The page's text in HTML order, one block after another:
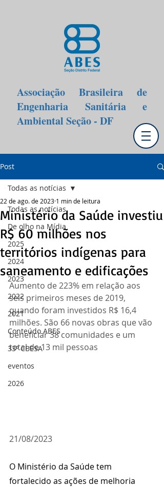
Associação Brasileira de
Engenharia Sanitária e
Ambiental Seção - DF
Post
Todas as notícias
De olho na Mídia
2025
2024
2023
2022
2021
Conteúdo ABES
33º CBESA
eventos
2026
Todas as notícias
Ministério da Saúde investiu
R$ 60 milhões nos
territórios indígenas para
saneamento e edificações
22 de ago. de 2023 1 min de leitura
Aumento de 223% em relação aos
seis primeiros meses de 2019,
quando foram investidos R$ 16,4
milhões. São 66 novas obras que vão
beneficiar 38 comunidades e um
total de 13 mil pessoas
21/08/2023
O Ministério da Saúde tem
fortalecido as ações de melhoria